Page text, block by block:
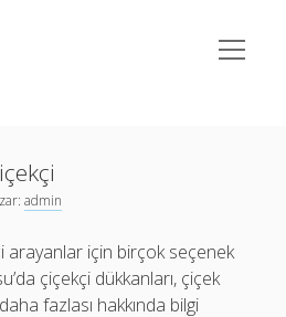
menüyü
aç
Parasız
Hilesi Parasız
admin
arayanlar için birçok seçenek
çiçekçi dükkanları, çiçek
fazlası hakkında bilgi